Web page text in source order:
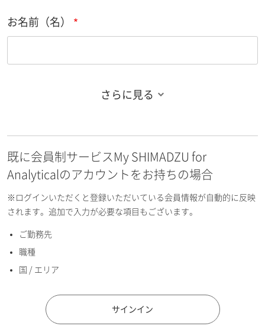
お名前（名）
お名前フリガナ（名）
E-mailアドレス（半角英数）
国 / エリア
さらに見る
既に会員制サービスMy SHIMADZU for
Analyticalのアカウントをお持ちの場合
※ログインいただくと登録いただいている会員情報が自動的に反映
されます。追加で入力が必要な項目もございます。
ご勤務先
職種
国 / エリア
サインイン